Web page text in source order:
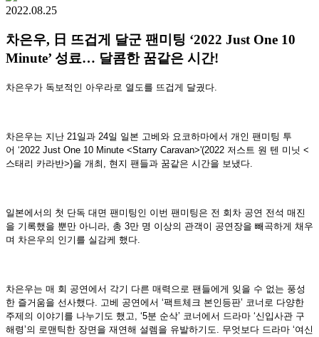
2022.08.25
차은우, 日 뜨겁게 달군 팬미팅 ‘2022 Just One 10
Minute’ 성료… 달콤한 꿈같은 시간!
차은우가 독보적인 아우라로 열도를 뜨겁게 달궜다.
차은우는 지난 21일과 24일 일본 고베와 요코하마에서 개인 팬미팅 투
어 ‘2022 Just One 10 Minute <Starry Caravan>'(2022 저스트 원 텐 미닛 <
스태리 카라반>)을 개최, 현지 팬들과 꿈같은 시간을 보냈다.
일본에서의 첫 단독 대면 팬미팅인 이번 팬미팅은 전 회차 공연 전석 매진
을 기록했을 뿐만 아니라, 총 3만 명 이상의 관객이 공연장을 빼곡하게 채우
며 차은우의 인기를 실감케 했다.
차은우는 매 회 공연에서 각기 다른 매력으로 팬들에게 잊을 수 없는 풍성
한 즐거움을 선사했다. 고베 공연에서 ‘팩트체크 본인등판’ 코너로 다양한
주제의 이야기를 나누기도 했고, ‘5분 순삭’ 코너에서 드라마 ‘신입사관 구
해령’의 로맨틱한 장면을 재연해 설렘을 유발하기도. 무엇보다 드라마 ‘여신